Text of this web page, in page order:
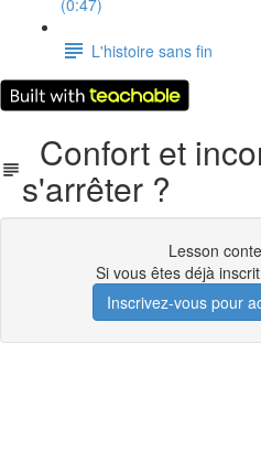
(0:47)
L'histoire sans fin
Confort et
s'arrêter ?
Lesson
Si vous êtes déjà inscrit
Inscrivez-vous pour